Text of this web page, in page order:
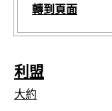
轉到頁面
利盟
大約